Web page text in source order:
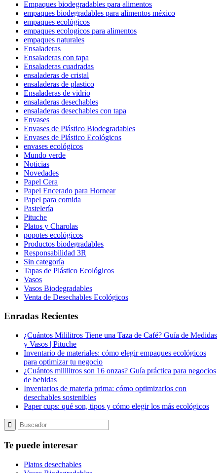
Empaques biodegradables para alimentos
empaques biodegradables para alimentos méxico
empaques ecológicos
empaques ecologicos para alimentos
empaques naturales
Ensaladeras
Ensaladeras con tapa
Ensaladeras cuadradas
ensaladeras de cristal
ensaladeras de plastico
Ensaladeras de vidrio
ensaladeras desechables
ensaladeras desechables con tapa
Envases
Envases de Plástico Biodegradables
Envases de Plástico Ecológicos
envases ecológicos
Mundo verde
Noticias
Novedades
Papel Cera
Papel Encerado para Hornear
Papel para comida
Pastelería
Pituche
Platos y Charolas
popotes ecológicos
Productos biodegradables
Responsabilidad 3R
Sin categoría
Tapas de Plástico Ecológicos
Vasos
Vasos Biodegradables
Venta de Desechables Ecológicos
Enradas Recientes
¿Cuántos Mililitros Tiene una Taza de Café? Guía de Medidas
y Vasos | Pituche
Inventario de materiales: cómo elegir empaques ecológicos
para optimizar tu negocio
¿Cuántos mililitros son 16 onzas? Guía práctica para negocios
de bebidas
Inventarios de materia prima: cómo optimizarlos con
desechables sostenibles
Paper cups: qué son, tipos y cómo elegir los más ecológicos
Te puede interesar
Platos desechables